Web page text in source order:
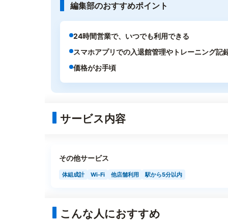
編集部のおすすめポイント
24時間営業で、いつでも利用できる
スマホアプリでの入退館管理やトレーニング記
価格がお手頃
サービス内容
その他サービス
体組成計 Wi-Fi 他店舗利用 駅から5分以内
こんな人におすすめ